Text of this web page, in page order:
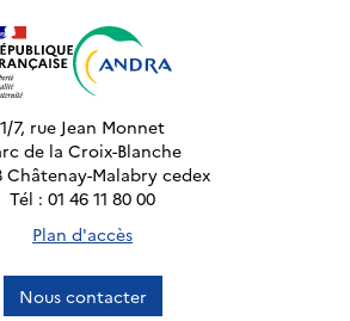
1/7, rue Jean Monnet
de la Croix-Blanche
Châtenay-Malabry cedex
Tél : 01 46 11 80 00
Plan d'accès
Nous contacter